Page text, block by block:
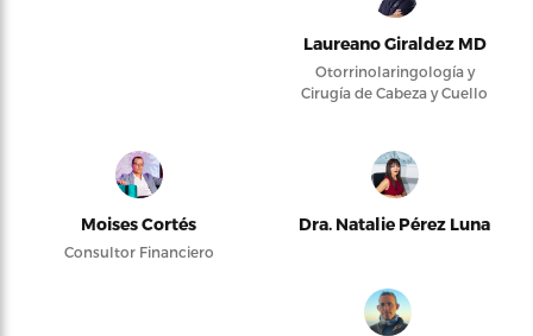
Laureano Giraldez MD
Otorrinolaringología y
Cirugía de Cabeza y Cuello
Moises Cortés
Consultor Financiero
Dra. Natalie Pérez Luna